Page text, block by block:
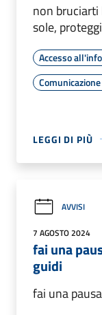
non bruciarti
sole,
Accesso
LEGGI DI PIÙ
AVVISI
7 AGOSTO 2024
fai una
guidi
fai una